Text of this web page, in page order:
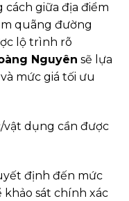
giữa địa điểm
quãng đường
lộ trình rõ
Nguyên sẽ lựa
mức giá tối ưu
vật dụng cần được
định đến mức
khảo sát chính xác